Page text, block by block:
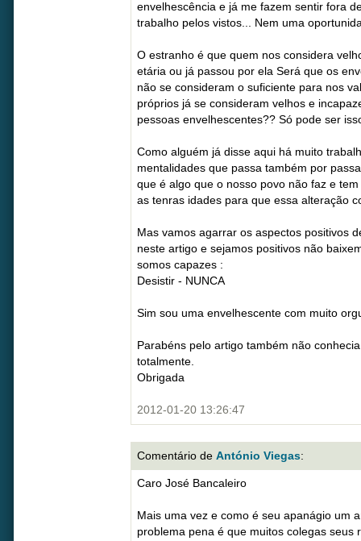
envelhescência e já me fazem sentir fora
trabalho pelos vistos... Nem uma
O estranho é que quem nos considera
etária ou já passou por ela Será que os
não se consideram o suficiente para nos
próprios já se consideram velhos e
pessoas envelhescentes?? Só pode ser
Como alguém já disse aqui há muito
mentalidades que passa também por
que é algo que o nosso povo não faz e
as tenras idades para que essa alteração
Mas vamos agarrar os aspectos positivos
neste artigo e sejamos positivos não
somos capazes :
Desistir - NUNCA
Sim sou uma envelhescente com muito
Parabéns pelo artigo também não
totalmente.
Obrigada
2012-01-20 13:26:47
Comentário de António Viegas:
Caro José Bancaleiro
Mais uma vez e como é seu apanágio um
problema pena é que muitos colegas seus